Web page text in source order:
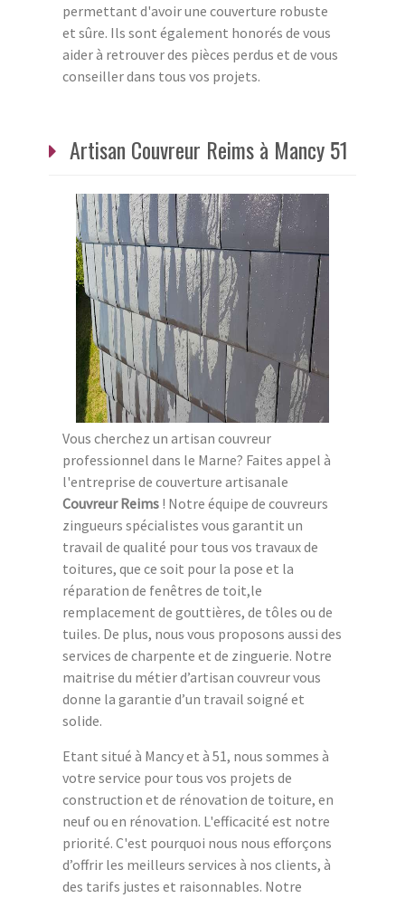
permettant d'avoir une couverture robuste
et sûre. Ils sont également honorés de vous
aider à retrouver des pièces perdus et de vous
conseiller dans tous vos projets.
Artisan Couvreur Reims à Mancy 51
Vous cherchez un artisan couvreur
professionnel dans le Marne? Faites appel à
l'entreprise de couverture artisanale
Couvreur Reims ! Notre équipe de couvreurs
zingueurs spécialistes vous garantit un
travail de qualité pour tous vos travaux de
toitures, que ce soit pour la pose et la
réparation de fenêtres de toit,le
remplacement de gouttières, de tôles ou de
tuiles. De plus, nous vous proposons aussi des
services de charpente et de zinguerie. Notre
maitrise du métier d’artisan couvreur vous
donne la garantie d’un travail soigné et
solide.
Etant situé à Mancy et à 51, nous sommes à
votre service pour tous vos projets de
construction et de rénovation de toiture, en
neuf ou en rénovation. L'efficacité est notre
priorité. C'est pourquoi nous nous efforçons
d’offrir les meilleurs services à nos clients, à
des tarifs justes et raisonnables. Notre